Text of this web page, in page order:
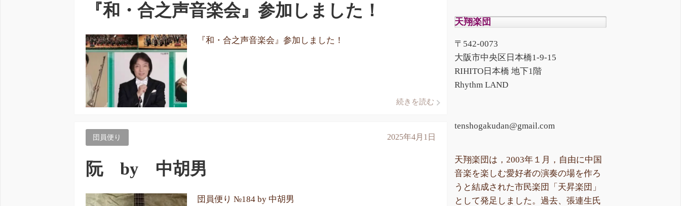
『和・合之声音楽会』参加しました！
『和・合之声音楽会』参加しました！
続きを読む
団員便り 2025年4月1日
阮 by 中胡男
団員便り №184 by 中胡男
天翔楽団
〒542-0073
大阪市中央区日本橋1-9-15
RIHITO日本橋 地下1階
Rhythm LAND
tenshogakudan@gmail.com
天翔楽団は，2003年１月，自由に中国
音楽を楽しむ愛好者の演奏の場を作ろ
うと結成された市民楽団「天昇楽団」
として発足しました。過去、張連生氏